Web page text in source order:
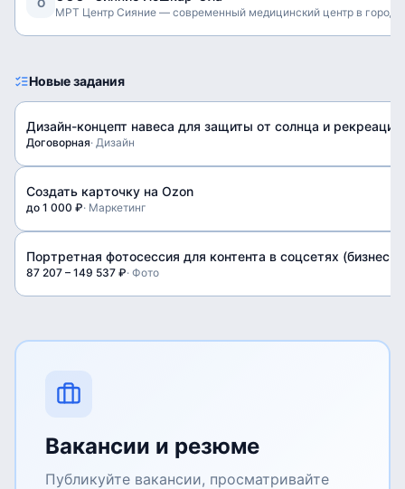
О
МРТ Центр Сияние — современный медицинский центр в городе
Новые задания
Дизайн-концепт навеса для защиты от солнца и рекреации
Договорная· Дизайн
Создать карточку на Ozon
до 1 000 ₽· Маркетинг
Портретная фотосессия для контента в соцсетях (бизнес-
87 207 – 149 537 ₽· Фото
Вакансии и резюме
Публикуйте вакансии, просматривайте